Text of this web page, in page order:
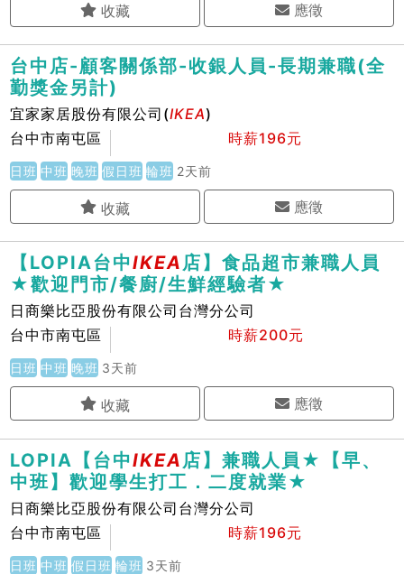
應徵
台中店-顧客關係部-收銀人員-長期兼職(全
勤獎金另計)
宜家家居股份有限公司(IKEA)
台中市南屯區
時薪196元
日班 中班 晚班 假日班 輪班 2天前
應徵
【LOPIA台中IKEA店】食品超市兼職人員
★歡迎門市/餐廚/生鮮經驗者★
日商樂比亞股份有限公司台灣分公司
台中市南屯區
時薪200元
日班 中班 晚班 3天前
應徵
LOPIA【台中IKEA 店】兼職人員★【早、
中班】歡迎學生打工．二度就業★
日商樂比亞股份有限公司台灣分公司
台中市南屯區
時薪196元
日班 中班 假日班 輪班 3天前